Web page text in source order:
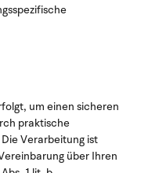
um einen sicheren
praktische
Verarbeitung ist
über Ihren